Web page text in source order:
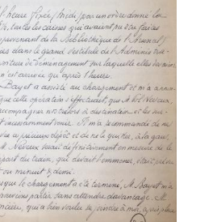
Bibliothèque
d'expositions
du XXe siècle